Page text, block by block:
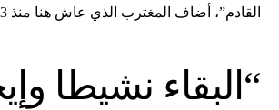
القادم”، أضاف المغترب الذي عاش هنا منذ 13 عامًا.
“البقاء نشيطا